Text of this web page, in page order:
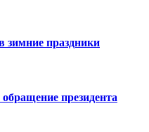
зимние праздники
президента